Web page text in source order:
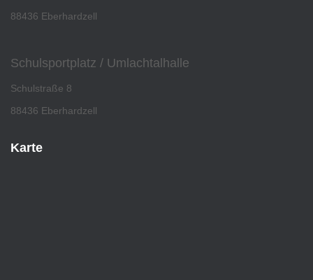
88436 Eberhardzell
Schulsportplatz / Umlachtalhalle
Schulstraße 8
88436 Eberhardzell
Karte